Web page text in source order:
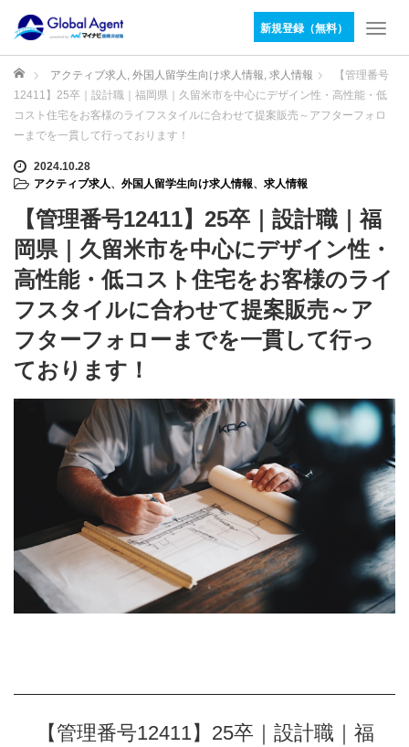
新規登録（無料）
T
g
g
g
i
ホーム アクティブ求人 , 外国人留学生向け求人情報, 求人情報
【管理番号
12411】25卒｜設計職｜福岡県｜久留米市を中心にデザイン性・高性能・低
コスト住宅をお客様のライフスタイルに合わせて提案販売～アフターフォロ
ーまでを一貫して行っております！
2024.10.28
アクティブ求人、 外国人留学生向け求人情報、 求人情報
【管理番号12411】25卒｜設計職｜福
岡県｜久留米市を中心にデザイン性・
高性能・低コスト住宅をお客様のライ
フスタイルに合わせて提案販売～ア
フターフォローまでを一貫して行っ
ております！
【管理番号12411】25卒｜設計職｜福